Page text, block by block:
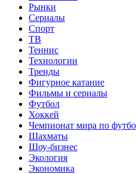
Рынки
Сериалы
Спорт
ТВ
Теннис
Технологии
Тренды
Фигурное катание
Фильмы и сериалы
Футбол
Хоккей
Чемпионат мира по
Шахматы
Шоу-бизнес
Экология
Экономика